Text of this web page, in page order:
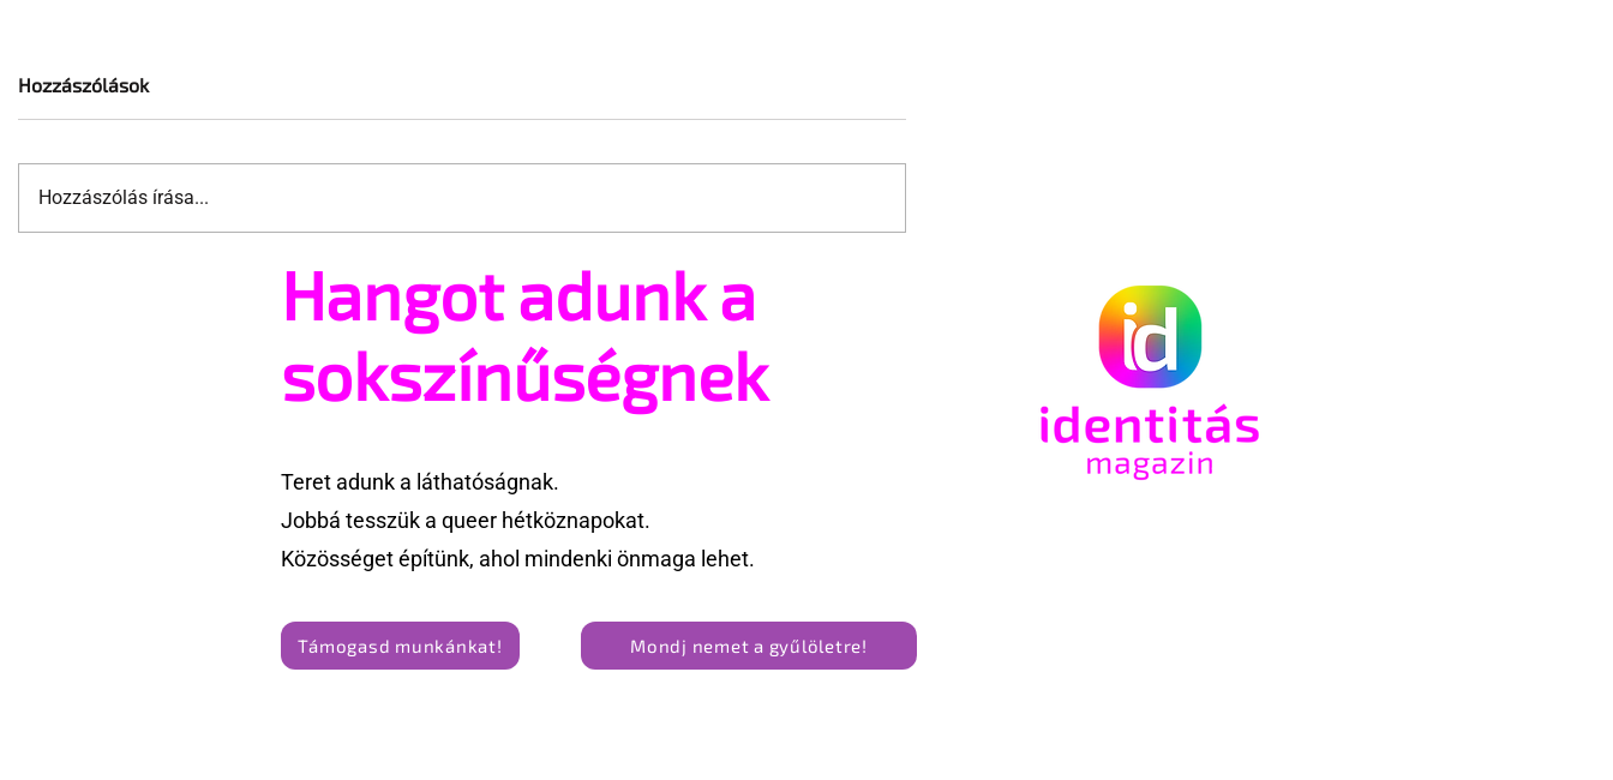
Donald Tusk bocsánatot kért
az azonos nemű pároktól
Hozzászólások
Hozzászólás írása...
Hangot adunk a
sokszínűségnek
Teret adunk a láthatóságnak.
Jobbá tesszük a queer hétköznapokat.
Közösséget építünk, ahol mindenki önmaga lehet.
Támogasd munkánkat! Mondj nemet a gyűlöletre!